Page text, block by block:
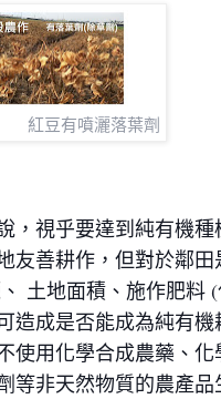
紅豆有噴灑落葉劑
，視乎要達到純有機
友善耕作，但對於鄰
土地面積、施作肥料
造成是否能成為純有
使用化學合成農藥、
等非天然物質的農產